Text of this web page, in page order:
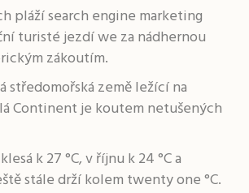
pláží search engine marketing
turisté jezdí we za nádhernou
zákoutím.
středomořská země ležící na
Continent je koutem netušených
k 27 °C, v říjnu k 24 °C a
stále drží kolem twenty one °C.